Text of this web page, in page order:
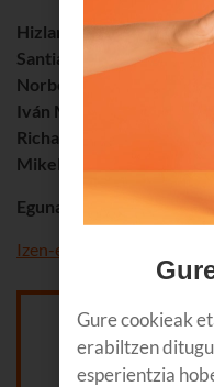
Hizlariak:
Santiago Sesto
,APDipar-
Norberto Ojinaga
Iván Menédez
, Country
Richard Villaverde
Mikel Madariaga
Eguna eta ordua :
Izen-ematea
Gure cookieak
erabiltzen
esperientzia